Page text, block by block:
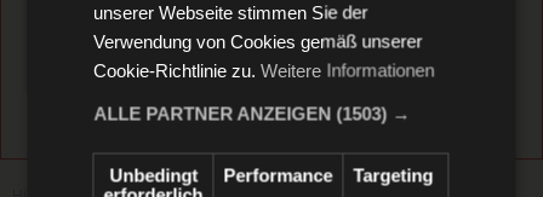
JA NEIN
unserer Webseite stimmen Sie der
Verwendung von Cookies gemäß unserer
Cookie-Richtlinie zu.Weitere Informationen
ALLE PARTNER ANZEIGEN (1503) →
Unbedingt
Performance Targeting